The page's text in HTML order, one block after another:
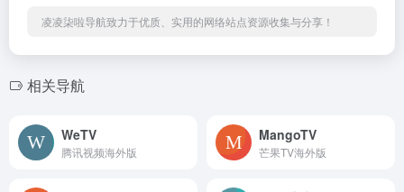
凌凌柒啦导航致力于优质、实用的网络站点资源收集与分享！
相关导航
WeTV
腾讯视频海外版
MangoTV
芒果TV海外版